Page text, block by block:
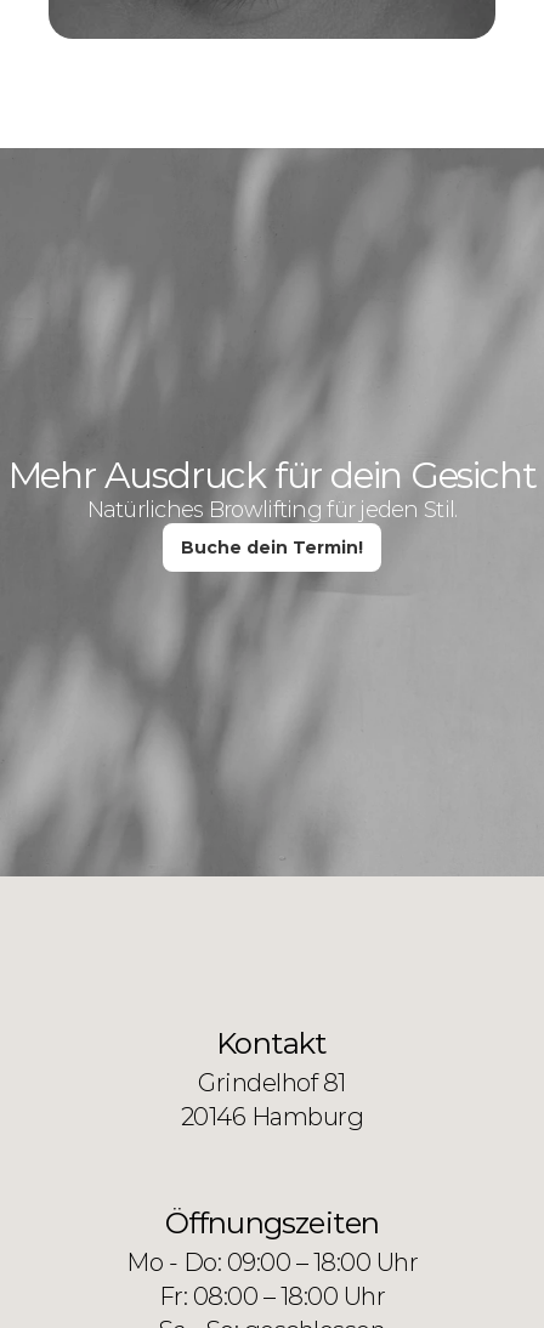
Mehr Ausdruck für dein Gesicht
Natürliches Browlifting für jeden Stil.
Buche dein Termin!
Kontakt
Grindelhof 81
20146 Hamburg
Öffnungszeiten
Mo - Do: 09:00 – 18:00 Uhr
Fr: 08:00 – 18:00 Uhr